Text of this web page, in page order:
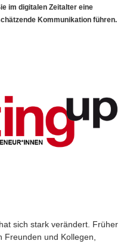
im digitalen Zeitalter eine
Kommunikation führen.
sich stark verändert. Früher
und Kollegen,